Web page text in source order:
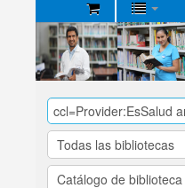
Biblioteca
Central
EsSalud